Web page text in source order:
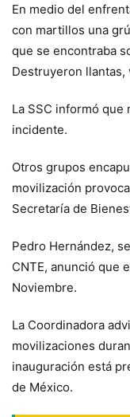
En medio del
con martillos una
que se encontraba
Destruyeron llantas,
La SSC informó que
incidente.
Otros grupos
movilización
Secretaría de
Pedro Hernández,
CNTE, anunció que
Noviembre.
La Coordinadora
movilizaciones
inauguración está
de México.